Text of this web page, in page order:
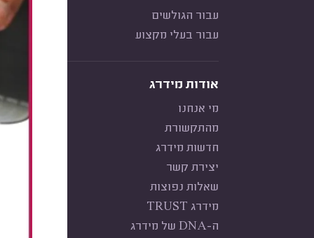
עבור הגולשים
עבור בעלי מקצוע
אודות מידרג
מי אנחנו
מהתקשורת
חדשות מידרג
יצירת קשר
שאלות נפוצות
מידרג TRUST
ה-DNA של מידרג